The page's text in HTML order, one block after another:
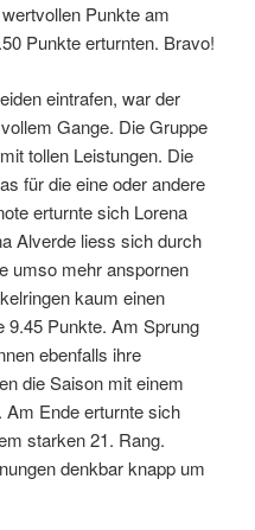
Punkte am
Punkte erturnten. Bravo!
eintrafen, war der
Gange. Die Gruppe
tollen Leistungen. Die
für die eine oder andere
erturnte sich Lorena
Alverde liess sich durch
umso mehr anspornen
kaum einen
9.45 Punkte. Am Sprung
ebenfalls ihre
die Saison mit einem
Ende erturnte sich
starken 21. Rang.
denkbar knapp um